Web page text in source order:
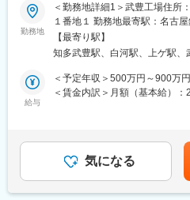
断り理由です。
当社の価格は全国平均3955万
く、選ばれやすいのが特徴です！
耐震等級最高ランクや高断熱
ョンになりがちな設備を標準装
プラン作成はシステム化！「
か売れない会社」ではなく、
☆頑張った分還元
◆職務内容：
日本の防衛力整備計画の拡充
進薬の生産能力増強のため、
す。
化薬事業部にて、当社武豊工
白河製造所（福島県）の工場
～実行）担当を募集いたします。
きます。
・計画/発注/工事/完成/試運転/
★担当の製造部署と協力し、よ
勤務地
＜勤務地詳細1＞武豊工場住所
１番地１ 勤務地最寄駅：名古
対策：屋内喫煙可能場所あり
製造所住所：福島県西白河郡西
【最寄り駅】
知多武豊駅、白河駅、上ゲ駅、
給与
＜予定年収＞500万円～900万
＜賃金内訳＞月額（基本給）
す。賃金はあくまでも目安の
可能性があります。月給(月額)
気になる